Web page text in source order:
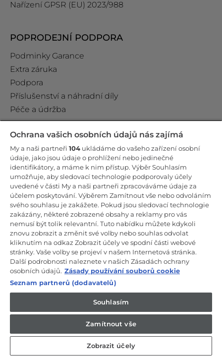
Nařízení GPSR (EU) 2023/988
POPRODEJNÍ PODPORA
Podminky Garance
Extra záruka
Podpora
Příslušenství a náhradní díly
Péče a údržba
Odebírejte náš newsletter
CANDY HOOVER GROUP S.r.I. - Jediný akcionář - SÍDLO
SPOLEČNOSTI: Via Comolli, 57 - 20861 Brugherio (Monza Brianza) -
Itálie - ADMINISTRATIVNÍ KANCELÁŘE: Via Privata Eden Fumagalli
snc - 20861 Brugherio (Monza Brianza) a Via Trento č. 20/A-22 -
20871 Vimercate (Monza Brianza) - Itálie - Tel.: +39.039.2086.1 - Fax:
+39.039.2086.237 - Základní kapitál 35 000 000,00 € plně splacený -
IČ a číslo zápisu v obchodním rejstříku Milán-Monza-Brianza-Lodi
04666310158 - DIČ 00786860965 - Číslo REA (Ekonomicko-správní
podléhající řídicím a koordinačním činnostem společnosti Candy
S.p.A.
CZ / Česká republika
Ochrana vašich osobních údajů nás zajímá
My a naši partneři 104 ukládáme do vašeho zařízení osobní
údaje, jako jsou údaje o prohlížení nebo jedinečné
identifikátory, a máme k nim přístup. Výběr Souhlasím
umožňuje, aby sledovací technologie podporovaly účely
uvedené v části My a naši partneři zpracováváme údaje za
účelem poskytování. Výběrem Zamítnout vše nebo odvoláním
svého souhlasu je zakážete. Pokud jsou sledovací technologie
zakázány, některé zobrazené obsahy a reklamy pro vás
nemusí být tolik relevantní. Tuto nabídku můžete kdykoli
znovu zobrazit a změnit své volby nebo souhlas odvolat
kliknutím na odkaz Zobrazit účely ve spodní části webové
stránky. Vaše volby se projeví v našem Internetová stránka.
Další podrobnosti naleznete v našich Zásadách ochrany
osobních údajů. Zásady používání souborů cookie
Seznam partnerů (dodavatelů)
Souhlasím
Zamítnout vše
Zobrazit účely